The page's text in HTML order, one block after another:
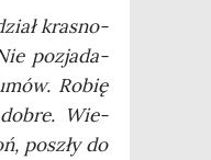
kra­sno­
pozja­da­
Robię
Wie­
poszły do